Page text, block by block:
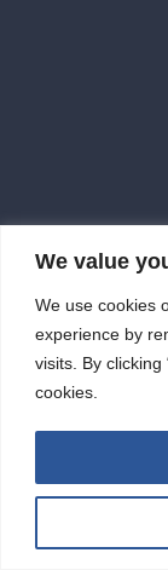
We value
We use cookies
experience by
visits. By clicking
cookies.